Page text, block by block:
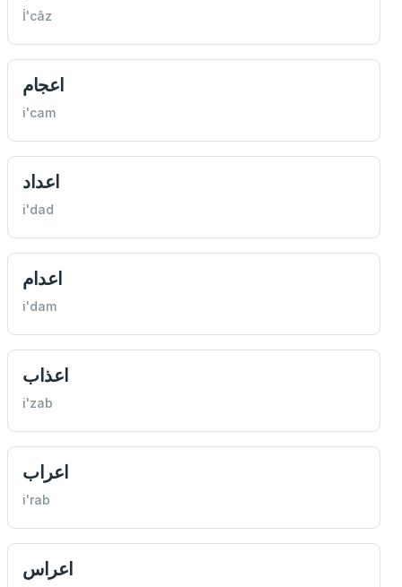
İ'câz
اعجام
i'cam
اعداد
i'dad
اعدام
i'dam
اعذاب
i'zab
اعراب
i'rab
اعراس